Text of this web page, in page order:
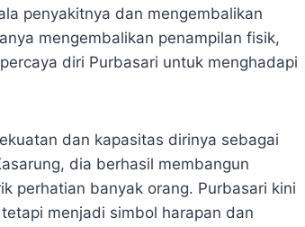
penyakitnya dan mengembalikan
mengembalikan penampilan fisik,
diri Purbasari untuk menghadapi
dan kapasitas dirinya sebagai
dia berhasil membangun
perhatian banyak orang. Purbasari kini
menjadi simbol harapan dan